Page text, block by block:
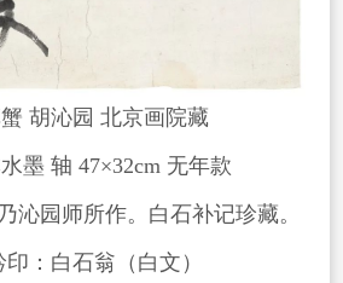
沁园 北京画院藏
轴 47×32cm 无年款
园师所作。白石补记珍藏。
白石翁（白文）